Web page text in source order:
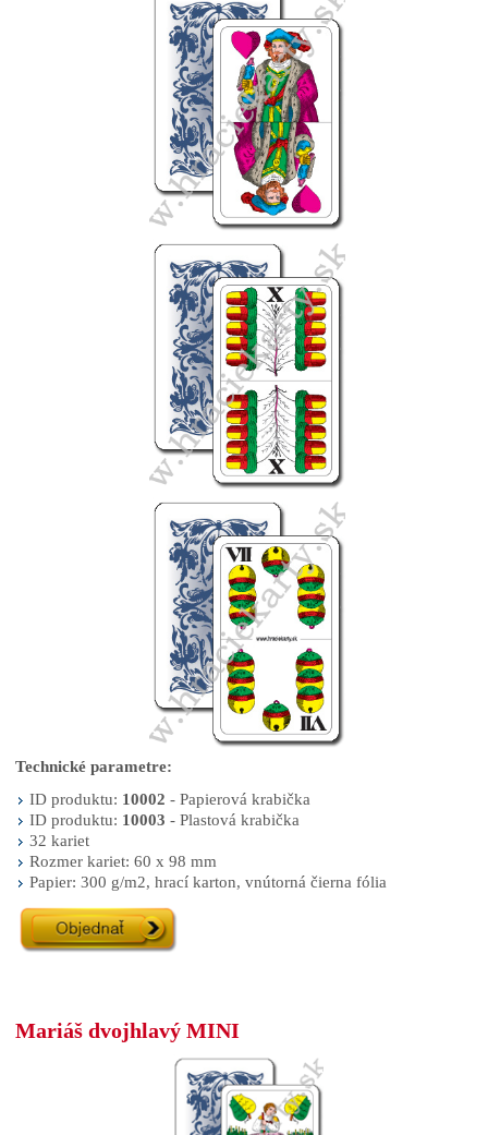
Technické parametre:
ID produktu: 10002 - Papierová krabička
ID produktu: 10003 - Plastová krabička
32 kariet
Rozmer kariet: 60 x 98 mm
Papier: 300 g/m2, hrací karton, vnútorná čierna fólia
Mariáš dvojhlavý MINI